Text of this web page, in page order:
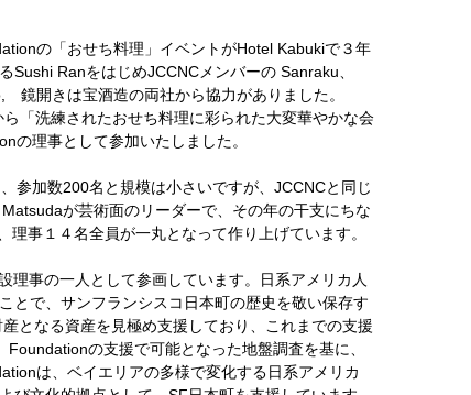
の「おせち料理」イベントがHotel Kabukiで３年
RanをはじめJCCNCメンバーの Sanraku、
鏡開きは宝酒造の両社から協力がありました。
「洗練されたおせち料理に彩られた大変華やかな会
の理事として参加いたしました。
参加数200名と規模は小さいですが、JCCNCと同じ
が芸術面のリーダーで、その年の干支にちな
事１４名全員が一丸となって作り上げています。
事の一人として参画しています。日系アメリカ人
とで、サンフランシスコ日本町の歴史を敬い保存す
となる資産を見極め支援しており、これまでの支援
の支援で可能となった地盤調査を基に、
は、ベイエリアの多様で変化する日系アメリカ